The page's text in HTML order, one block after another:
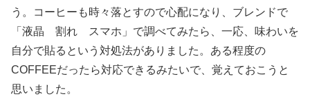
う。コーヒーも時々落とすので心配になり、ブレンドで
「液晶 割れ スマホ」で調べてみたら、一応、味わいを
自分で貼るという対処法がありました。ある程度の
COFFEEだったら対応できるみたいで、覚えておこうと
思いました。